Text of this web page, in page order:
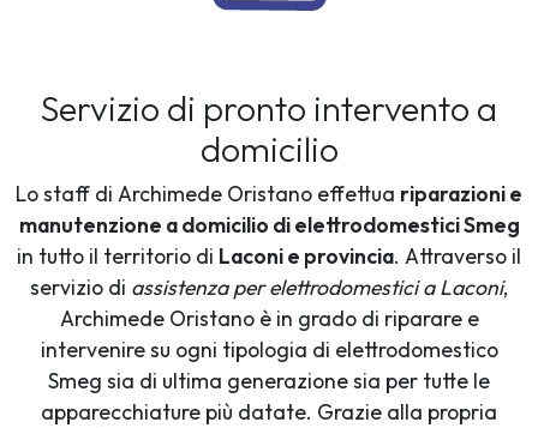
Servizio di pronto intervento a
domicilio
Lo staff di Archimede Oristano effettua riparazioni e
manutenzione a domicilio di elettrodomestici Smeg
in tutto il territorio di Laconi e provincia. Attraverso il
servizio di assistenza per elettrodomestici a Laconi,
Archimede Oristano è in grado di riparare e
intervenire su ogni tipologia di elettrodomestico
Smeg sia di ultima generazione sia per tutte le
apparecchiature più datate. Grazie alla propria